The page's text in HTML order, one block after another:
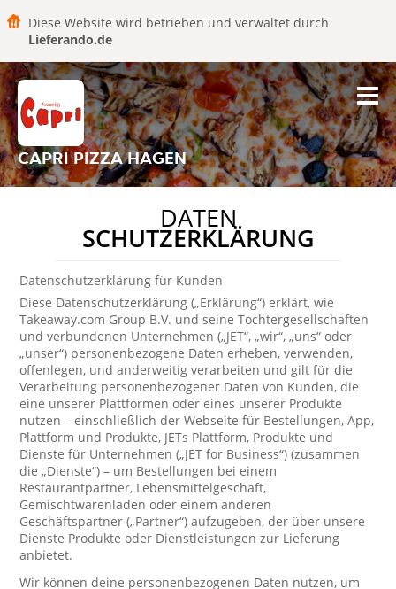
Diese Website wird betrieben und verwaltet durch
Lieferando.de
CAPRI PIZZA HAGEN
DATEN
SCHUTZERKLÄRUNG
Datenschutzerklärung für Kunden
Diese Datenschutzerklärung („Erklärung“) erklärt, wie
Takeaway.com Group B.V. und seine Tochtergesellschaften
und verbundenen Unternehmen („JET“, „wir“, „uns“ oder
„unser“) personenbezogene Daten erheben, verwenden,
offenlegen, und anderweitig verarbeiten und gilt für die
Verarbeitung personenbezogener Daten von Kunden, die
eine unserer Plattformen oder eines unserer Produkte
nutzen – einschließlich der Webseite für Bestellungen, App,
Plattform und Produkte, JETs Plattform, Produkte und
Dienste für Unternehmen („JET for Business“) (zusammen
die „Dienste“) – um Bestellungen bei einem
Restaurantpartner, Lebensmittelgeschäft,
Gemischtwarenladen oder einem anderen
Geschäftspartner („Partner“) aufzugeben, der über unsere
Dienste Produkte oder Dienstleistungen zur Lieferung
anbietet.
Wir können deine personenbezogenen Daten nutzen, um